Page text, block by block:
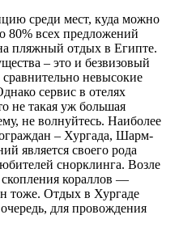
среди мест, куда можно
80% всех предложений
пляжный отдых в Египте.
– это и безвизовый
невысокие
сервис в отелях
не такая уж большая
не волнуйтесь. Наиболее
– Хургада, Шарм-
является своего рода
снорклинга. Возле
кораллов —
тоже. Отдых в Хургаде
для провождения